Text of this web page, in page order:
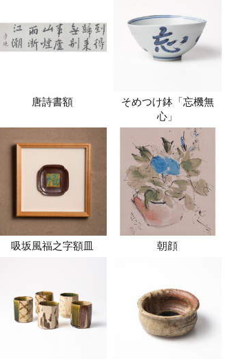
唐詩書額
そめつけ鉢「忘機無
心」
吸坂風福之字額皿 朝顔